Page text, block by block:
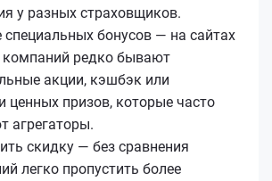
у разных страховщиков.
специальных бонусов — на сайтах
компаний редко бывают
акции, кэшбэк или
ценных призов, которые часто
агрегаторы.
скидку — без сравнения
легко пропустить более